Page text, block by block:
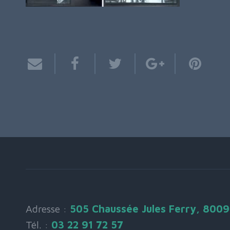
Adresse : 505 Chaussée Jules Ferry,
Tél. : 03 22 91 72 57